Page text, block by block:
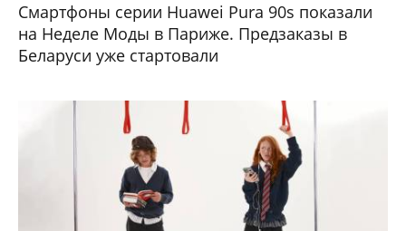
Смартфоны серии Huawei Pura 90s показали
на Неделе Моды в Париже. Предзаказы в
Беларуси уже стартовали